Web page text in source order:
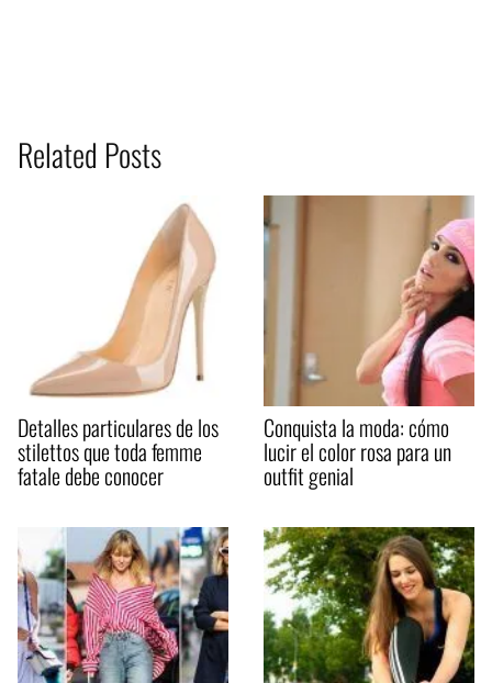
Related Posts
Detalles particulares de los
stilettos que toda femme
fatale debe conocer
Conquista la moda: cómo
lucir el color rosa para un
outfit genial